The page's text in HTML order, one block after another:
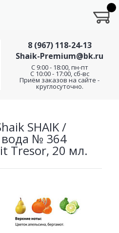
8 (967) 118-24-13
Shaik-Premium@bk.ru
C 9:00 - 18:00, пн-пт
С 10:00 - 17:00, сб-вс
Приём заказов на сайте -
круглосуточно.
SHAIK /
№ 364
Tresor, 20 мл.